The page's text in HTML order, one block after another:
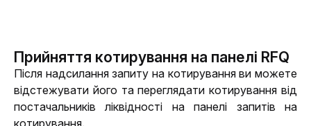
Прийняття котирування на панелі RFQ
Після надсилання запиту на котирування ви можете
відстежувати його та переглядати котирування від
постачальників ліквідності на панелі запитів на
котирування.